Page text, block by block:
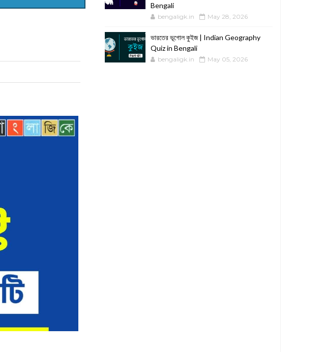
Bengali
bengaligk.in May 28, 2026
ভারতের ভূগোল কুইজ | Indian Geography
Quiz in Bengali
bengaligk.in May 05, 2026